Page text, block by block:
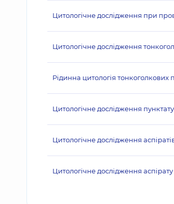
Цитологічне дослідження при
Цитологічне дослідження
Рідинна цитологія тонкоголкових
Цитологічне дослідження
Цитологічне дослідження
Цитологічне дослідження аспірату